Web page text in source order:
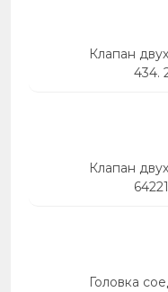
Клапан
434.
Клапан
Головка